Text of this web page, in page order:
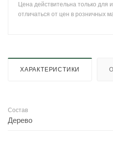
Цена действительна только для
отличаться от цен в розничных
ХАРАКТЕРИСТИКИ
Состав
Дерево